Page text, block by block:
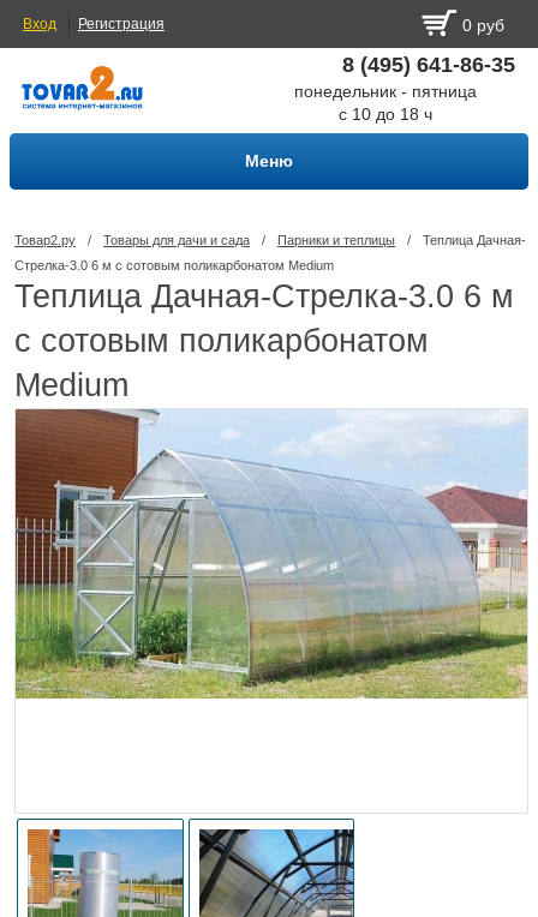
Вход Регистрация 0 руб
8 (495) 641-86-35
понедельник - пятница
с 10 до 18 ч
Меню
Товар2.ру / Товары для дачи и сада / Парники и теплицы /
Теплица Дачная-
Стрелка-3.0 6 м с сотовым поликарбонатом Medium
Теплица Дачная-Стрелка-3.0 6 м
с сотовым поликарбонатом
Medium